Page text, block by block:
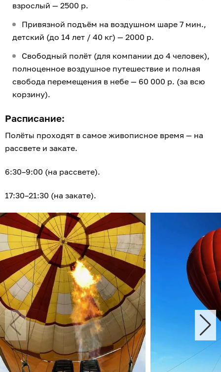
взрослый — 2500 р.
Привязной подъём на воздушном шаре 7 мин.,
детский (до 14 лет / 40 кг) — 2000 р.
Свободный полёт (для компании до 4 человек),
полноценное воздушное путешествие и полная
свобода перемещения в небе — 60 000 р. (за всю
корзину).
Расписание:
Полёты проходят в самое живописное время — на
рассвете и закате.
6:30–9:00 (на рассвете).
17:30–21:30 (на закате).